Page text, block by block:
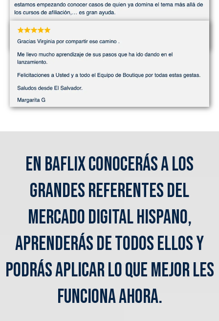
En BAFLIX conocerás a los
grandes referentes del
mercado digital hispano,
aprenderás de todos ellos y
podrás aplicar lo que mejor les
funciona AHORA.